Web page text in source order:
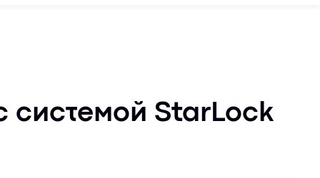
системой StarLock